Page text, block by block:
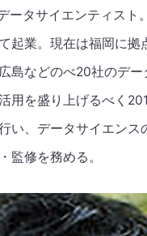
ータサイエンティスト
起業。現在は福岡に拠
島などのべ20社のデ
用を盛り上げるべく
い、データサイエンス
監修を務める。